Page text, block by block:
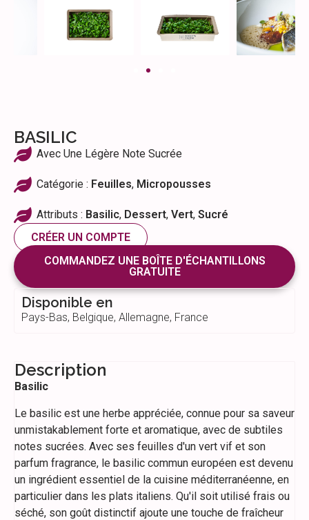
BASILIC
Avec Une Légère Note Sucrée
Catégorie : Feuilles, Micropousses
Attributs : Basilic, Dessert, Vert, Sucré
CRÉER UN COMPTE
COMMANDEZ UNE BOÎTE D'ÉCHANTILLONS
GRATUITE
Disponible en
Pays-Bas, Belgique, Allemagne, France
Description
Basilic
Le basilic est une herbe appréciée, connue pour sa saveur
unmistakablement forte et aromatique, avec de subtiles
notes sucrées. Avec ses feuilles d'un vert vif et son
parfum fragrance, le basilic commun européen est devenu
un ingrédient essentiel de la cuisine méditerranéenne, en
particulier dans les plats italiens. Qu'il soit utilisé frais ou
séché, son goût distinctif ajoute une touche de fraîcheur